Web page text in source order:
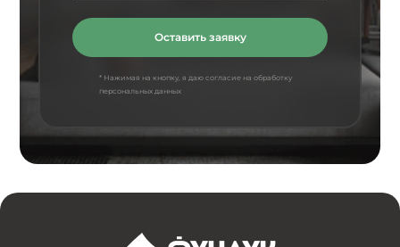
Оставить заявку
* Нажимая на кнопку, я даю согласие на обработку
персональных данных